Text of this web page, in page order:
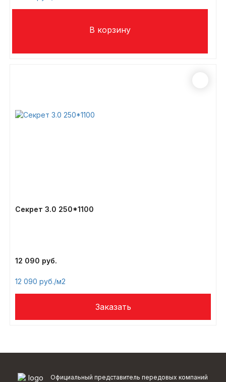
Секрет 3.0 250*1100
12 090
12 090 /м2
Официальный представитель передовых компаний